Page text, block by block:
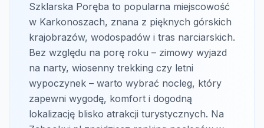
Szklarska Poręba to popularna miejscowość
w Karkonoszach, znana z pięknych górskich
krajobrazów, wodospadów i tras narciarskich.
Bez względu na porę roku – zimowy wyjazd
na narty, wiosenny trekking czy letni
wypoczynek – warto wybrać nocleg, który
zapewni wygodę, komfort i dogodną
lokalizację blisko atrakcji turystycznych. Na